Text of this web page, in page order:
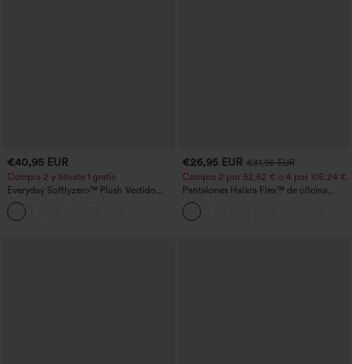
€40,95 EUR
Compra 2 y llévate 1 gratis
Everyday Softlyzero™ Plush Vestido
deportivo sin espalda 2 en 1
acampanado -Wannabe -Easy Peezy
€26,95 EUR €31,95 EUR
Compra 2 por 52,62 € o 4 por 105,24 €.
Pantalones Halara Flex™ de oficina
anchos plisados de tiro alto con bolsillos
en tela tipo gofre